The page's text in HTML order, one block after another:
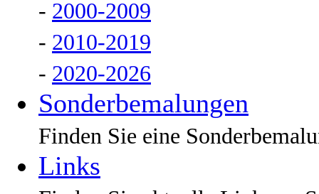
- 2000-2009
- 2010-2019
- 2020-2026
Sonderbemalungen
Finden Sie eine
Links